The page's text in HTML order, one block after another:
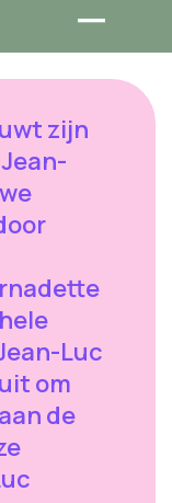
zijn
Luc
om
de